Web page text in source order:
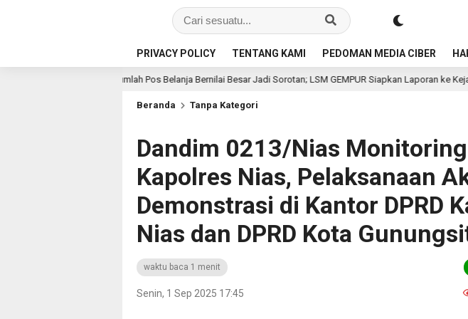
PRIVACY POLICY TENTANG KAMI PEDOMAN MEDIA CIBER
Pos Belanja Bernilai Besar Jadi Sorotan; LSM GEMPUR Siapkan Laporan ke Kejaksaan 8 jam
Beranda Tanpa Kategori
Dandim 0213/Nias
Kapolres Nias, Pelaksanaan
Demonstrasi di Kantor DPRD
Nias dan DPRD Kota
waktu baca 1 menit
Senin, 1 Sep 2025 17:45